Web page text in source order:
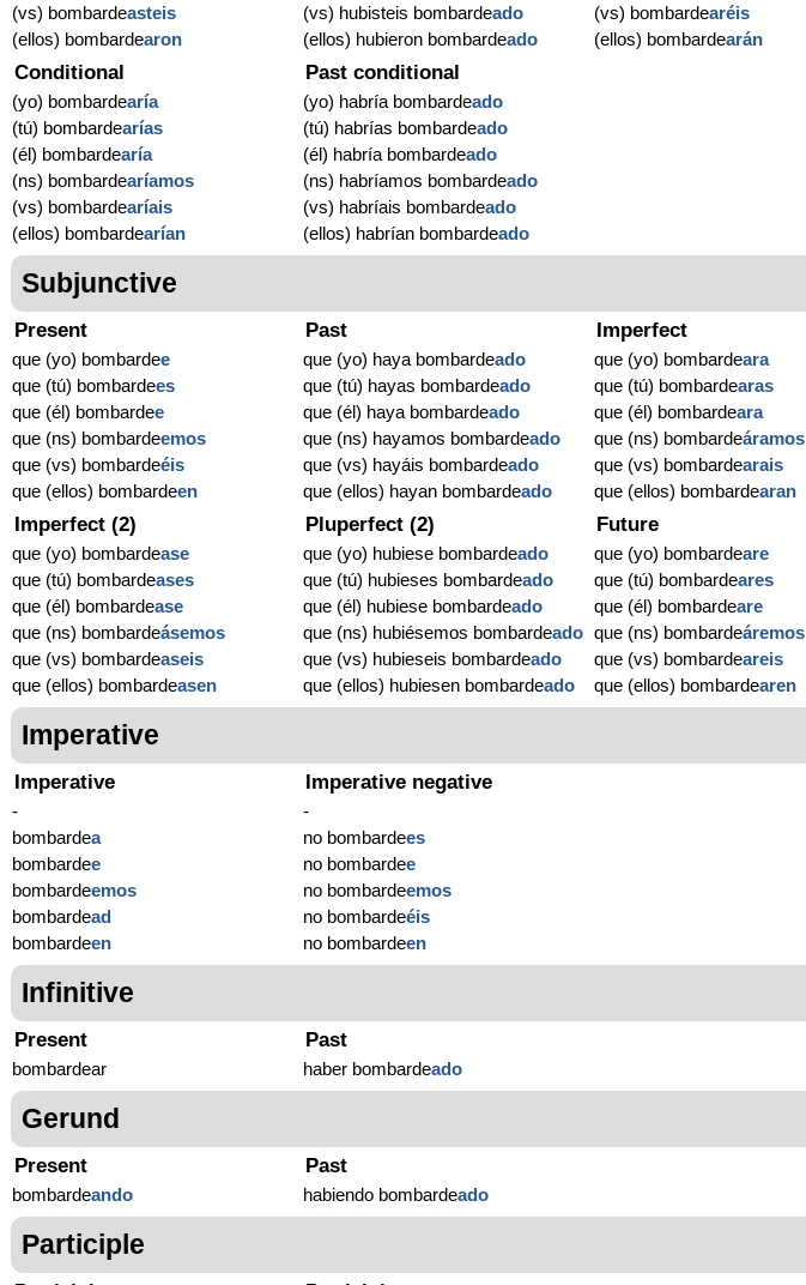
(vs) bombardeasteis
(ellos) bombardearon
(vs) hubisteis bombardeado
(ellos) hubieron bombardeado
(vs) bombardearéis
(ellos) bombardearán
Conditional
(yo) bombardearía
(tú) bombardearías
(él) bombardearía
(ns) bombardearíamos
(vs) bombardearíais
(ellos) bombardearían
Past conditional
(yo) habría bombardeado
(tú) habrías bombardeado
(él) habría bombardeado
(ns) habríamos bombardeado
(vs) habríais bombardeado
(ellos) habrían bombardeado
Subjunctive
Present
que (yo) bombardee
que (tú) bombardees
que (él) bombardee
que (ns) bombardeemos
que (vs) bombardeéis
que (ellos) bombardeen
Past
que (yo) haya bombardeado
que (tú) hayas bombardeado
que (él) haya bombardeado
que (ns) hayamos bombardeado
que (vs) hayáis bombardeado
que (ellos) hayan bombardeado
Imperfect
que (yo) bombardeara
que (tú) bombardearas
que (él) bombardeara
que (ns) bombardeáramos
que (vs) bombardearais
que (ellos) bombardearan
Imperfect (2)
que (yo) bombardease
que (tú) bombardeases
que (él) bombardease
que (ns) bombardeásemos
que (vs) bombardeaseis
que (ellos) bombardeasen
Pluperfect (2)
que (yo) hubiese bombardeado
que (tú) hubieses bombardeado
que (él) hubiese bombardeado
que (ns) hubiésemos bombardeado
que (vs) hubieseis bombardeado
que (ellos) hubiesen bombardeado
Future
que (yo) bombardeare
que (tú) bombardeares
que (él) bombardeare
que (ns) bombardeáremos
que (vs) bombardeareis
que (ellos) bombardearen
Imperative
Imperative
-
bombardea
bombardee
bombardeemos
bombardead
bombardeen
Imperative negative
-
no bombardees
no bombardee
no bombardeemos
no bombardeéis
no bombardeen
Infinitive
Present
bombardear
Past
haber bombardeado
Gerund
Present
bombardeando
Past
habiendo bombardeado
Participle